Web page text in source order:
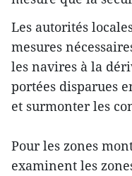
Les autorités
mesures
les navires à la
portées disparues
et surmonter les
Pour les zones
examinent les